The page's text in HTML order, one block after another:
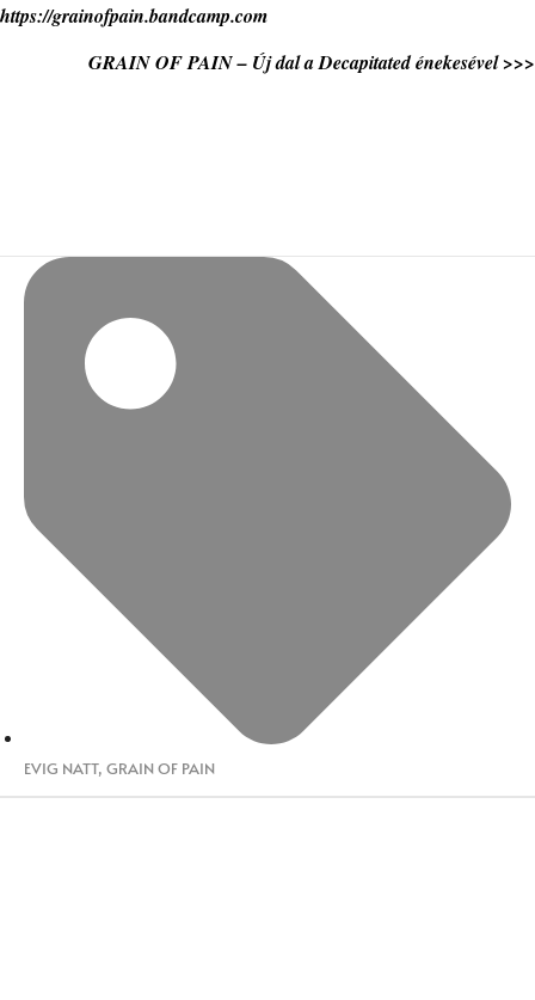
https://grainofpain.bandcamp.com
GRAIN OF PAIN – Új dal a Decapitated énekesével >>>
EVIG NATT, GRAIN OF PAIN